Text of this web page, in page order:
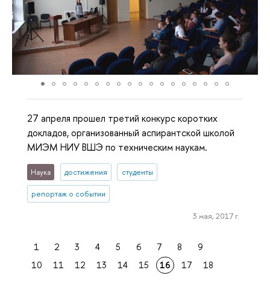
27 апреля прошел третий конкурс коротких
докладов, организованный аспирантской школой
МИЭМ НИУ ВШЭ по техническим наукам.
Наука достижения студенты
репортаж о событии
3 мая, 2017 г.
1 2 3 4 5 6 7 8
9
10
11 12 13 14 15 16 17 18